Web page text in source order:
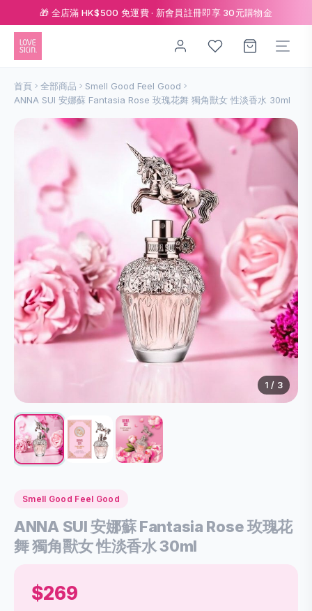
🎁 全店滿 HK$500 免運費 · 新會員註冊即享 30元購物金
首頁 全部商品
Smell Good Feel Good
ANNA SUI 安娜蘇 Fantasia Rose 玫瑰花舞 獨角獸女 性淡香水 30ml
1 / 3
Smell Good Feel Good
ANNA SUI 安娜蘇 Fantasia Rose 玫瑰花
舞 獨角獸女 性淡香水 30ml
$269